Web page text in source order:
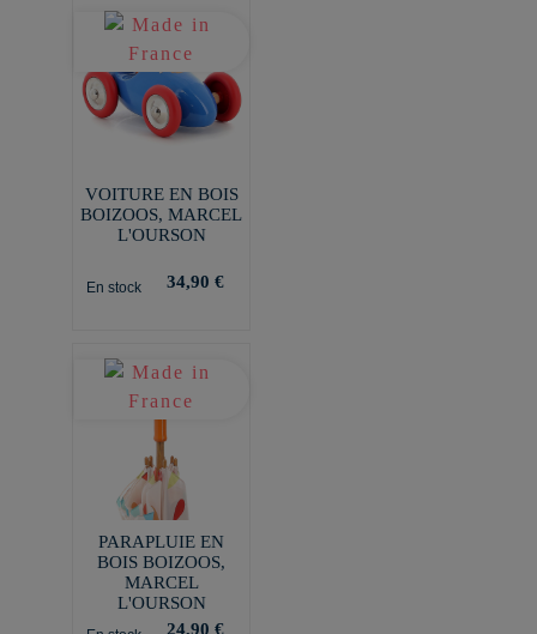
VOITURE EN BOIS
BOIZOOS, MARCEL
L'OURSON
En stock 34,90 €
PARAPLUIE EN
BOIS BOIZOOS,
MARCEL
L'OURSON
24,90 €